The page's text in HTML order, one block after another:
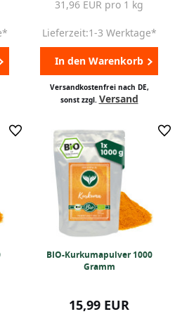
31,96 EUR pro 1 kg
Lieferzeit:1-3 Werktage*
In den Warenkorb
Versandkostenfrei nach DE,
sonst zzgl. Versand
BIO-Kurkumapulver 1000
Gramm
15,99 EUR